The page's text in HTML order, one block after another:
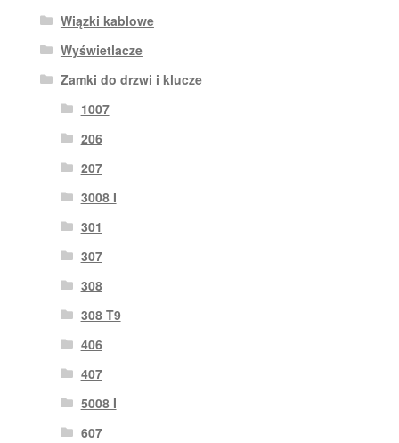
Wiązki kablowe
Wyświetlacze
Zamki do drzwi i klucze
1007
206
207
3008 I
301
307
308
308 T9
406
407
5008 I
607